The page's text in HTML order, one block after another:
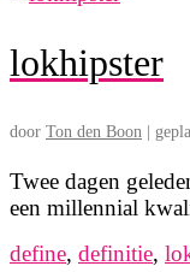
lokhipster
door Ton den Boon
Twee dagen
een millennial
define, definitie,